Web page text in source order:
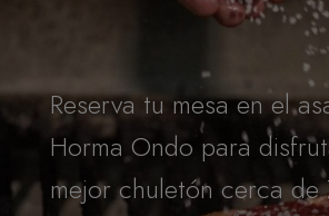
Reserva tu mesa en el
Horma Ondo para
mejor chuletón cerca de